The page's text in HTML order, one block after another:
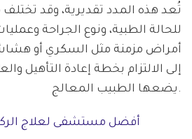
تُعد هذه المدد تقديرية، وقد
للحالة الطبية، ونوع الجراحة
أمراض مزمنة مثل السكري أو
إلى الالتزام بخطة إعادة التأهيل
يضعها الطبيب المعالج.
أفضل مستشفى لعلاج